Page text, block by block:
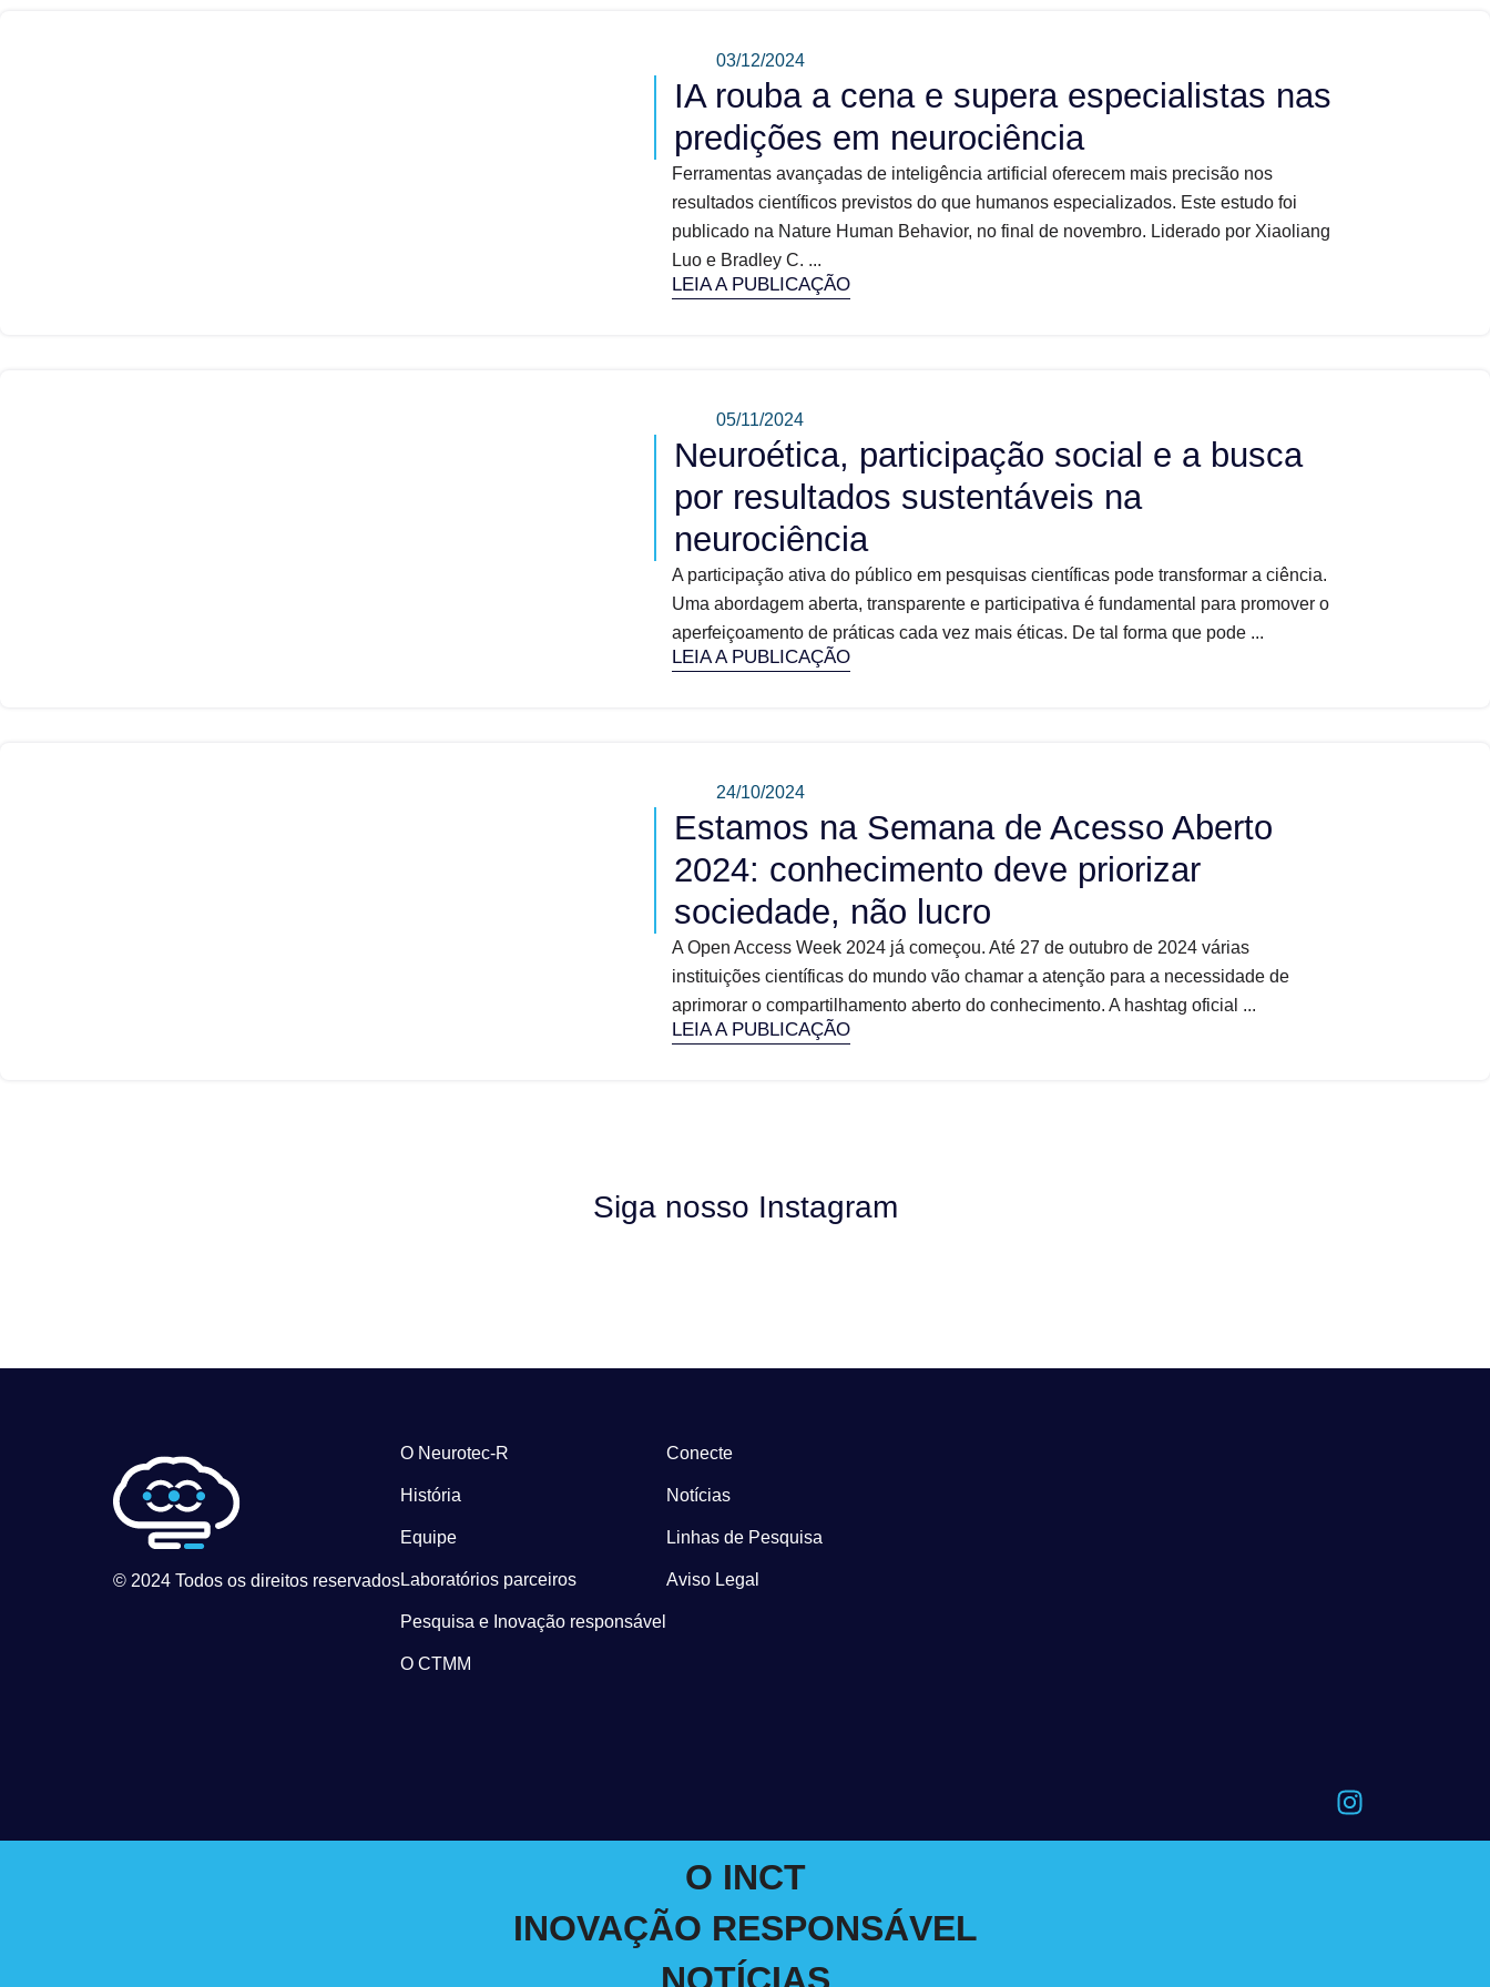
03/12/2024
IA rouba a cena e supera especialistas nas
predições em neurociência
Ferramentas avançadas de inteligência artificial oferecem mais precisão nos
resultados científicos previstos do que humanos especializados. Este estudo foi
publicado na Nature Human Behavior, no final de novembro. Liderado por Xiaoliang
Luo e Bradley C. ...
LEIA A PUBLICAÇÃO
05/11/2024
Neuroética, participação social e a busca
por resultados sustentáveis na
neurociência
A participação ativa do público em pesquisas científicas pode transformar a ciência.
Uma abordagem aberta, transparente e participativa é fundamental para promover o
aperfeiçoamento de práticas cada vez mais éticas. De tal forma que pode ...
LEIA A PUBLICAÇÃO
24/10/2024
Estamos na Semana de Acesso Aberto
2024: conhecimento deve priorizar
sociedade, não lucro
A Open Access Week 2024 já começou. Até 27 de outubro de 2024 várias
instituições científicas do mundo vão chamar a atenção para a necessidade de
aprimorar o compartilhamento aberto do conhecimento. A hashtag oficial ...
LEIA A PUBLICAÇÃO
Siga nosso Instagram
© 2024 Todos os direitos reservados
O Neurotec-R
História
Equipe
Laboratórios parceiros
Pesquisa e Inovação responsável
O CTMM
Conecte
Notícias
Linhas de Pesquisa
Aviso Legal
O INCT
INOVAÇÃO RESPONSÁVEL